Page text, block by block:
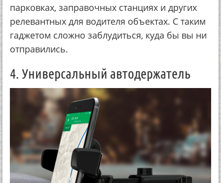
парковках, заправочных станциях и других
релевантных для водителя объектах. С таким
гаджетом сложно заблудиться, куда бы вы ни
отправились.
4. Универсальный автодержатель